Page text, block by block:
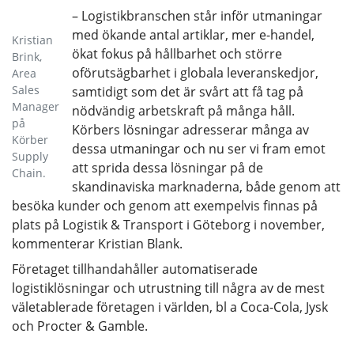
Kristian
Brink,
Area
Sales
Manager
på
Körber
Supply
Chain.
– Logistikbranschen står inför utmaningar
med ökande antal artiklar, mer e-handel,
ökat fokus på hållbarhet och större
oförutsägbarhet i globala leveranskedjor,
samtidigt som det är svårt att få tag på
nödvändig arbetskraft på många håll.
Körbers lösningar adresserar många av
dessa utmaningar och nu ser vi fram emot
att sprida dessa lösningar på de
skandinaviska marknaderna, både genom att
besöka kunder och genom att exempelvis finnas på
plats på Logistik & Transport i Göteborg i november,
kommenterar Kristian Blank.
Företaget tillhandahåller automatiserade
logistiklösningar och utrustning till några av de mest
väletablerade företagen i världen, bl a Coca-Cola, Jysk
och Procter & Gamble.